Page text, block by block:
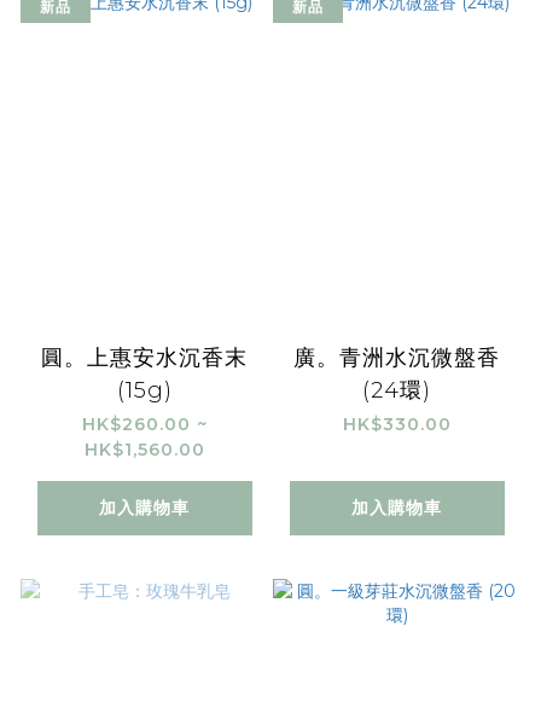
新品
圓。上惠安水沉香末
(15g)
HK$260.00 ~
HK$1,560.00
加入購物車
新品
廣。青洲水沉微盤香
(24環)
HK$330.00
加入購物車